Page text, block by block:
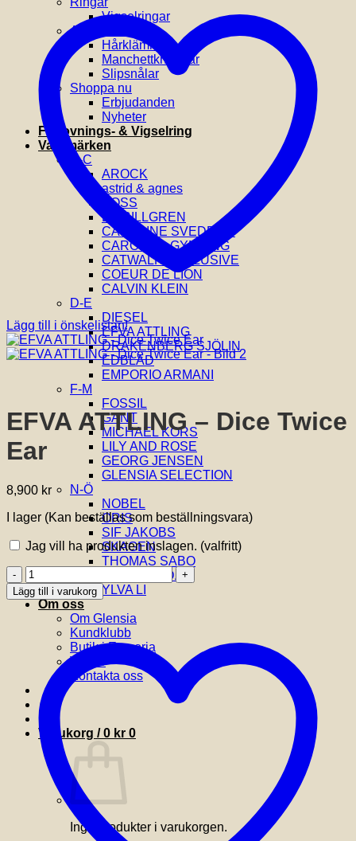
Vigselringar
Accessoarer
Hårklämmor
Manchettknappar
Slipsnålar
Shoppa nu
Erbjudanden
Nyheter
Förlovnings- & Vigselring
Varumärken
A-C
AROCK
astrid & agnes
BOSS
BY BILLGREN
CAROLINE SVEDBOM
CAROLINA GYNNING
CATWALK EXCLUSIVE
COEUR DE LION
CALVIN KLEIN
D-E
DIESEL
EFVA ATTLING
DRAKENBERG SJÖLIN
EDBLAD
EMPORIO ARMANI
F-M
FOSSIL
GANT
MICHAEL KORS
LILY AND ROSE
GEORG JENSEN
GLENSIA SELECTION
N-Ö
NOBEL
ORIS
SIF JAKOBS
SKAGEN
THOMAS SABO
VIDAL & VIDAL
YLVA LI
Om oss
Om Glensia
Kundklubb
Butik i Emporia
Villkor
Kontakta oss
Varukorg /0 kr 0
Inga produkter i varukorgen.
Lägg till i önskelistan!
EFVA ATTLING – Dice Twice
Ear
8,900 kr
I lager (Kan beställas som beställningsvara)
Jag vill ha produkten inslagen. (valfritt)
EFVA
ATTLING
-
Twice
mängd
Lägg till i varukorg